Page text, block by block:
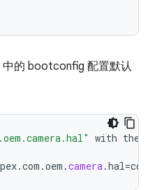
中的 bootconfig 配置默认
with the
.com .oem .camera.hal=com